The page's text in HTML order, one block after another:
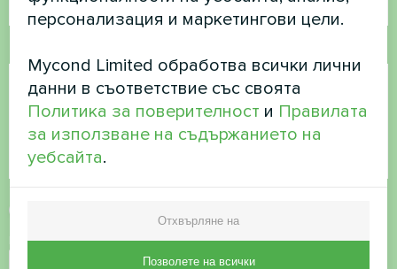
Проверка на сигурността*
персонализация и маркетингови цели.
Mycond Limited обработва всички лични
данни в съответствие със своята
Политика за поверителност и Правилата
за използване на съдържанието на
уебсайта.
Отхвърляне на
Позволете на всички